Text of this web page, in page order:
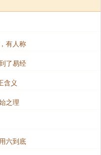
有人称
了易经
含义
之理
六到底